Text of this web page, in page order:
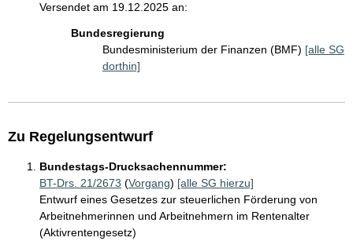
Versendet am 19.12.2025 an:
Bundesregierung
Bundesministerium der Finanzen (BMF) [alle SG
dorthin]
Zu Regelungsentwurf
Bundestags-Drucksachennummer:
BT-Drs. 21/2673 (Vorgang) [alle SG hierzu]
Entwurf eines Gesetzes zur steuerlichen Förderung von
Arbeitnehmerinnen und Arbeitnehmern im Rentenalter
(Aktivrentengesetz)